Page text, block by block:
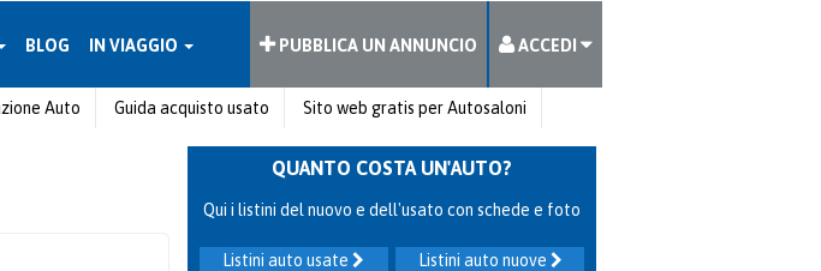
BLOG IN VIAGGIO PUBBLICA UN ANNUNCIO ACCEDI
Auto Guida acquisto usato Sito web gratis per Autosaloni
QUANTO COSTA UN'AUTO?
Qui i listini del nuovo e dell'usato con schede e foto
Listini auto nuove
Listini auto usate